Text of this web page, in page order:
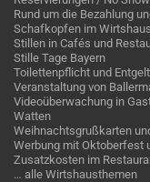
Rund um die Bezahlung
Schafkopfen im Wirtshaus
Stillen in Cafés und
Stille Tage Bayern
Toilettenpflicht und Entgelt
Veranstaltung von
Videoüberwachung in
Watten
Weihnachtsgrußkarten
Werbung mit Oktoberfest
Zusatzkosten im
… alle Wirtshausthemen